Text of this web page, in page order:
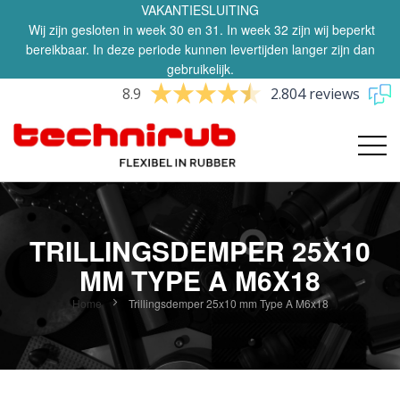
VAKANTIESLUITING
Wij zijn gesloten in week 30 en 31. In week 32 zijn wij beperkt
bereikbaar. In deze periode kunnen levertijden langer zijn dan
gebruikelijk.
8.9 2.804 reviews
TRILLINGSDEMPER 25X10
MM TYPE A M6X18
Home Trillingsdemper 25x10 mm Type A M6x18